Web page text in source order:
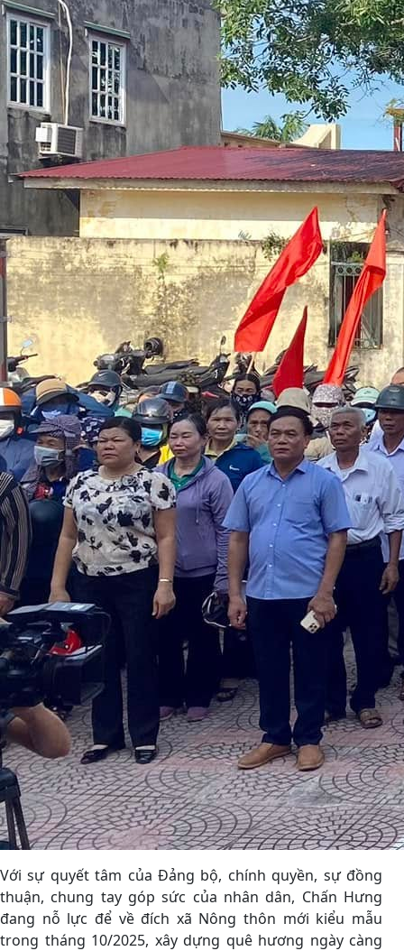
Với sự quyết tâm của Đảng bộ, chính quyền, sự đồng
thuận, chung tay góp sức của nhân dân, Chấn Hưng
đang nỗ lực để về đích xã Nông thôn mới kiểu mẫu
trong tháng 10/2025, xây dựng quê hương ngày càng